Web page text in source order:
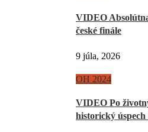
VIDEO
české finále
9 júla, 2026
OH 2024
VIDEO Po
historický